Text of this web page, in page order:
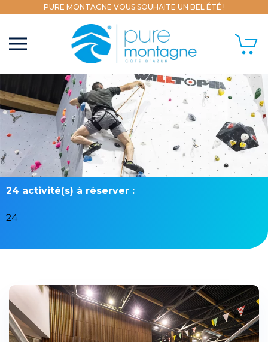
PURE MONTAGNE VOUS SOUHAITE UN BEL ÉTÉ !
24 activité(s) à réserver :
24